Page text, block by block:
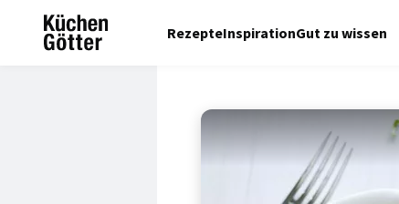
RezepteInspirationGut zu wissen